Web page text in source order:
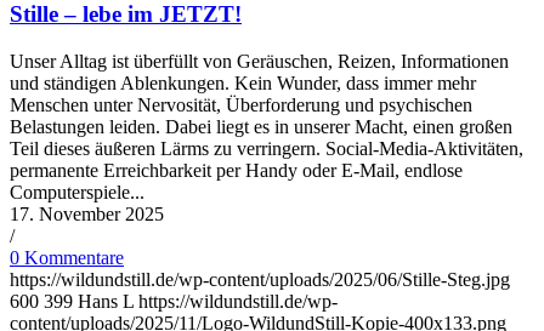
Stille – lebe im JETZT!
Unser Alltag ist überfüllt von Geräuschen, Reizen, Informationen
und ständigen Ablenkungen. Kein Wunder, dass immer mehr
Menschen unter Nervosität, Überforderung und psychischen
Belastungen leiden. Dabei liegt es in unserer Macht, einen großen
Teil dieses äußeren Lärms zu verringern. Social-Media-Aktivitäten,
permanente Erreichbarkeit per Handy oder E-Mail, endlose
Computerspiele...
17. November 2025
/
0 Kommentare
https://wildundstill.de/wp-content/uploads/2025/06/Stille-Steg.jpg
600 399 Hans L https://wildundstill.de/wp-
content/uploads/2025/11/Logo-WildundStill-Kopie-400x133.png